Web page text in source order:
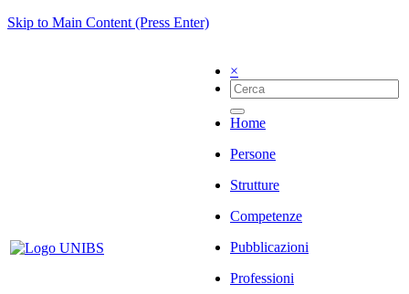
Skip to Main Content (Press Enter)
×
Home
Persone
Strutture
Competenze
Pubblicazioni
Professioni